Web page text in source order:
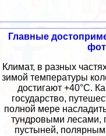
Главные
Климат, в разных
зимой температуры
достигают +40°C.
государство,
полной мере
тундровыми лесами,
пустыней,